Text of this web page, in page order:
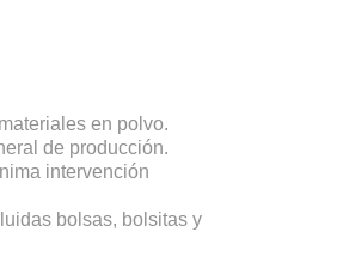
en polvo.
de producción.
intervención
bolsas, bolsitas y